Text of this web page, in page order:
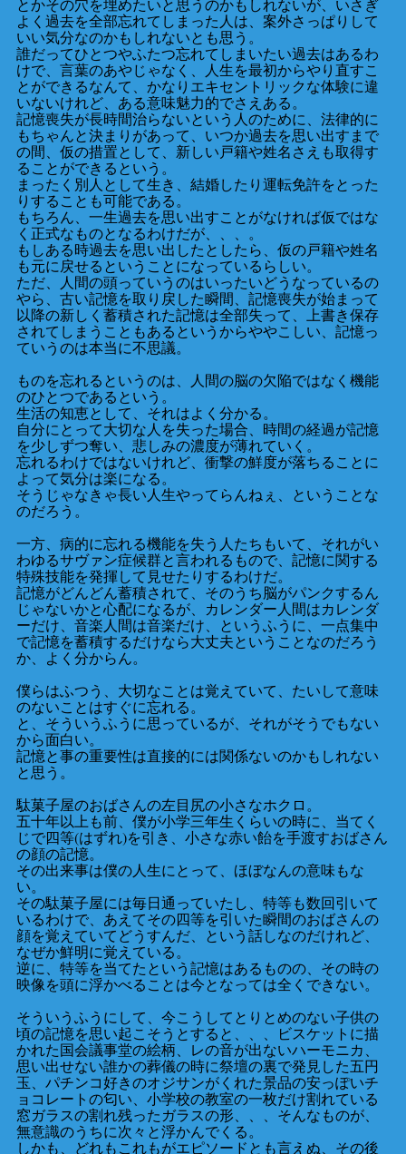
とかその穴を埋めたいと思うのかもしれないが、いさぎ
よく過去を全部忘れてしまった人は、案外さっぱりして
いい気分なのかもしれないとも思う。
誰だってひとつやふたつ忘れてしまいたい過去はあるわ
けで、言葉のあやじゃなく、人生を最初からやり直すこ
とができるなんて、かなりエキセントリックな体験に違
いないけれど、ある意味魅力的でさえある。
記憶喪失が長時間治らないという人のために、法律的に
もちゃんと決まりがあって、いつか過去を思い出すまで
の間、仮の措置として、新しい戸籍や姓名さえも取得す
ることができるという。
まったく別人として生き、結婚したり運転免許をとった
りすることも可能である。
もちろん、一生過去を思い出すことがなければ仮ではな
く正式なものとなるわけだが、、、。
もしある時過去を思い出したとしたら、仮の戸籍や姓名
も元に戻せるということになっているらしい。
ただ、人間の頭っていうのはいったいどうなっているの
やら、古い記憶を取り戻した瞬間、記憶喪失が始まって
以降の新しく蓄積された記憶は全部失って、上書き保存
されてしまうこともあるというからややこしい、記憶っ
ていうのは本当に不思議。
ものを忘れるというのは、人間の脳の欠陥ではなく機能
のひとつであるという。
生活の知恵として、それはよく分かる。
自分にとって大切な人を失った場合、時間の経過が記憶
を少しずつ奪い、悲しみの濃度が薄れていく。
忘れるわけではないけれど、衝撃の鮮度が落ちることに
よって気分は楽になる。
そうじゃなきゃ長い人生やってらんねぇ、ということな
のだろう。
一方、病的に忘れる機能を失う人たちもいて、それがい
わゆるサヴァン症候群と言われるもので、記憶に関する
特殊技能を発揮して見せたりするわけだ。
記憶がどんどん蓄積されて、そのうち脳がパンクするん
じゃないかと心配になるが、カレンダー人間はカレンダ
ーだけ、音楽人間は音楽だけ、というふうに、一点集中
で記憶を蓄積するだけなら大丈夫ということなのだろう
か、よく分からん。
僕らはふつう、大切なことは覚えていて、たいして意味
のないことはすぐに忘れる。
と、そういうふうに思っているが、それがそうでもない
から面白い。
記憶と事の重要性は直接的には関係ないのかもしれない
と思う。
駄菓子屋のおばさんの左目尻の小さなホクロ。
五十年以上も前、僕が小学三年生くらいの時に、当てく
じで四等(はずれ)を引き、小さな赤い飴を手渡すおばさん
の顔の記憶。
その出来事は僕の人生にとって、ほぼなんの意味もな
い。
その駄菓子屋には毎日通っていたし、特等も数回引いて
いるわけで、あえてその四等を引いた瞬間のおばさんの
顔を覚えていてどうすんだ、という話しなのだけれど、
なぜか鮮明に覚えている。
逆に、特等を当てたという記憶はあるものの、その時の
映像を頭に浮かべることは今となっては全くできない。
そういうふうにして、今こうしてとりとめのない子供の
頃の記憶を思い起こそうとすると、、、ビスケットに描
かれた国会議事堂の絵柄、レの音が出ないハーモニカ、
思い出せない誰かの葬儀の時に祭壇の裏で発見した五円
玉、パチンコ好きのオジサンがくれた景品の安っぽいチ
ョコレートの匂い、小学校の教室の一枚だけ割れている
窓ガラスの割れ残ったガラスの形、、、そんなものが、
無意識のうちに次々と浮かんでくる。
しかも、どれもこれもがエピソードとも言えぬ、その後